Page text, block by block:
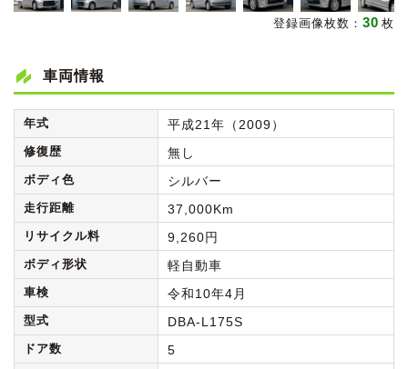
登録画像枚数： 30 枚
車両情報
年式 平成21年（2009）
修復歴 無し
ボディ色 シルバー
走行距離 37,000Km
リサイクル料 9,260円
ボディ形状 軽自動車
車検 令和10年4月
型式 DBA-L175S
ドア数 5